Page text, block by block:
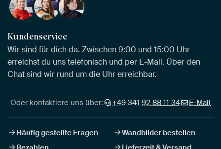
Kundenservice
Wir sind für dich da. Zwischen 9:00 und 15:00 Uhr
erreichst du uns telefonisch und per E-Mail. Über den
Chat sind wir rund um die Uhr erreichbar.
Oder kontaktiere uns über: +49 341 92 88 11 34 E-Mail
Häufig gestellte Fragen
Wandbilder bestellen